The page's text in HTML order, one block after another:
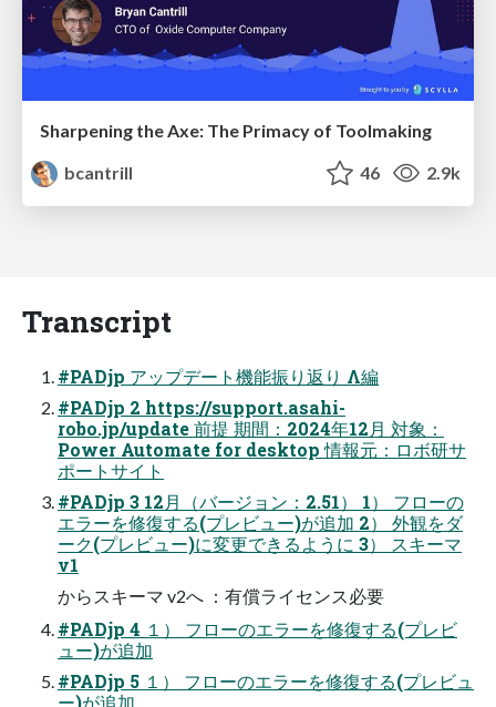
Sharpening the Axe: The Primacy of Toolmaking
bcantrill
46 2.9k
Transcript
#PADjp アップデート機能振り返り Λ編
#PADjp 2 https://support.asahi-
robo.jp/update 前提 期間：2024年12月 対象：
Power Automate for desktop 情報元：ロボ研サ
ポートサイト
#PADjp 3 12月（バージョン：2.51） 1） フローの
エラーを修復する(プレビュー)が追加 2） 外観をダ
ーク(プレビュー)に変更できるように 3） スキーマ
v1
からスキーマ v2へ ：有償ライセンス必要
#PADjp 4 １） フローのエラーを修復する(プレビ
ュー)が追加
#PADjp 5 １） フローのエラーを修復する(プレビュ
ー)が追加